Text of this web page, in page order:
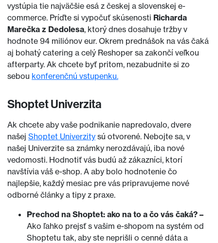
vystúpia tie najväčšie esá z českej a slovenskej e-
commerce. Príďte si vypočuť skúsenosti Richarda
Marečka z Dedolesa, ktorý dnes dosahuje tržby v
hodnote 94 miliónov eur. Okrem prednášok na vás čaká
aj bohatý catering a celý Reshoper sa zakončí veľkou
afterparty. Ak chcete byť pritom, nezabudnite si zo
sebou konferenčnú vstupenku.
Shoptet Univerzita
Ak chcete aby vaše podnikanie napredovalo, dvere
našej Shoptet Univerzity sú otvorené. Nebojte sa, v
našej Univerzite sa známky nerozdávajú, iba nové
vedomosti. Hodnotiť vás budú až zákazníci, ktorí
navštívia váš e-shop. A aby bolo hodnotenie čo
najlepšie, každý mesiac pre vás pripravujeme nové
odborné články a tipy z praxe.
Prechod na Shoptet: ako na to a čo vás čaká? –
Ako ľahko prejsť s vašim e-shopom na systém od
Shoptetu tak, aby ste neprišli o cenné dáta a